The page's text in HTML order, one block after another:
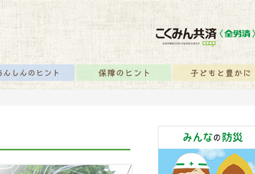
ント あんしんのヒント 保障のヒント